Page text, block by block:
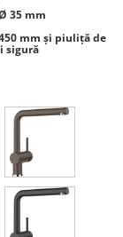
35 mm
mm și piuliță de
sigură